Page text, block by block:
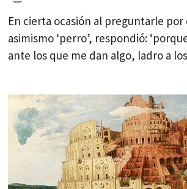
En cierta ocasión al preguntarle por
asimismo ‘perro’, respondió:
ante los que me dan algo, ladro a